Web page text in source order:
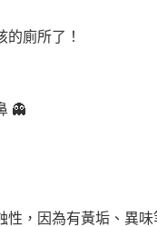
廁所了！
👻
，因為有黃垢、異